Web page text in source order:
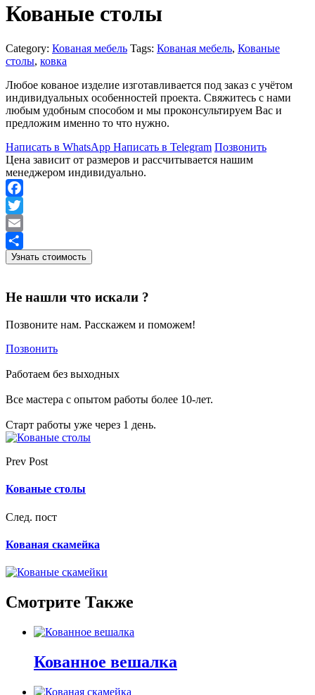
Кованые столы
Category: Кованая мебель Tags: Кованая мебель, Кованые
столы, ковка
Любое кованое изделие изготавливается под заказ с учётом
индивидуальных особенностей проекта. Свяжитесь с нами
любым удобным способом и мы проконсультируем Вас и
предложим именно то что нужно.
Написать в WhatsApp Написать в Telegram Позвонить
Цена зависит от размеров и рассчитывается нашим
менеджером индивидуально.
Facebook
Twitter
Email
Отправить
Узнать стоимость
Не нашли что искали ?
Позвоните нам. Расскажем и поможем!
Позвонить
Работаем без выходных
Все мастера с опытом работы более 10-лет.
Старт работы уже через 1 день.
Prev Post
Кованые столы
След. пост
Кованая скамейка
Смотрите Также
Кованное вешалка